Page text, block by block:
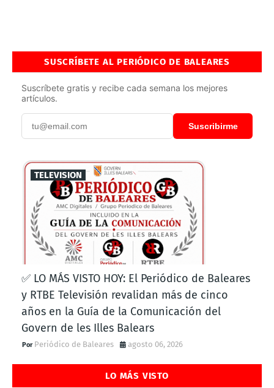
SUSCRÍBETE AL PERIÓDICO DE BALEARES
Suscríbete gratis y recibe cada semana los mejores
artículos.
Suscribirme
TELEVISION
✅ LO MÁS VISTO HOY: El Periódico de Baleares
y RTBE Televisión revalidan más de cinco
años en la Guía de la Comunicación del
Govern de les Illes Balears
Periódico de Baleares agosto 06, 2026
LO MÁS VISTO